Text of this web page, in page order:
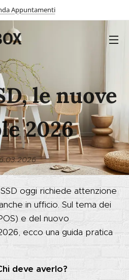
Appuntamenti
le nuove
2026
oggi richiede attenzione
in ufficio. Sul tema dei
e del nuovo
ecco una guida pratica
deve averlo?